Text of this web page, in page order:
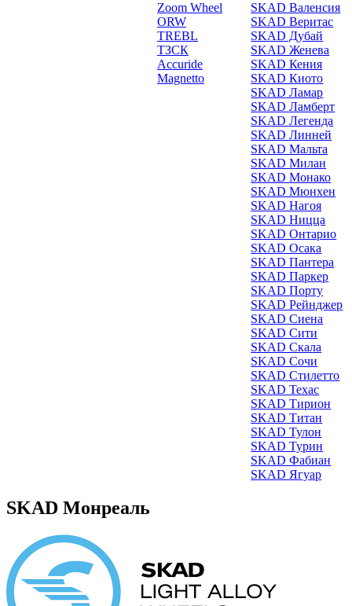
Zoom Wheel
ORW
TREBL
ТЗСК
Accuride
Magnetto
SKAD Валенсия
SKAD Веритас
SKAD Дубай
SKAD Женева
SKAD Кения
SKAD Киото
SKAD Ламар
SKAD Ламберт
SKAD Легенда
SKAD Линней
SKAD Мальта
SKAD Милан
SKAD Монако
SKAD Мюнхен
SKAD Нагоя
SKAD Ницца
SKAD Онтарио
SKAD Осака
SKAD Пантера
SKAD Паркер
SKAD Порту
SKAD Рейнджер
SKAD Сиена
SKAD Сити
SKAD Скала
SKAD Сочи
SKAD Стилетто
SKAD Техас
SKAD Тирион
SKAD Титан
SKAD Тулон
SKAD Турин
SKAD Фабиан
SKAD Ягуар
SKAD Монреаль